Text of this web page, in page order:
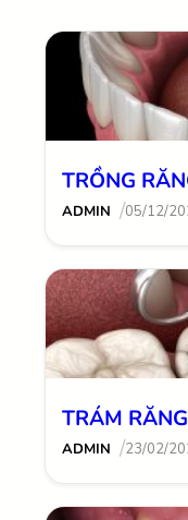
TRỒNG
ADMIN /05/12/
TRÁM RĂNG
ADMIN /23/02/